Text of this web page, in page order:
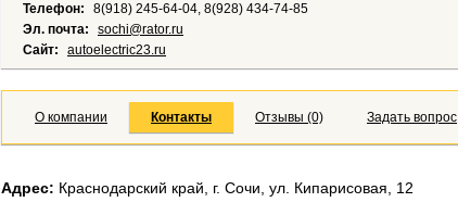
Телефон:
8(918) 245-64-04, 8(928) 434-74-85
Эл. почта:
sochi@rator.ru
Сайт:
autoelectric23.ru
О компании Контакты Отзывы (0) Задать вопрос
Адрес: Краснодарский край, г. Сочи, ул. Кипарисовая, 12